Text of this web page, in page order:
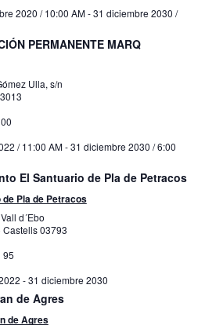
2020 / 10:00 AM-31 diciembre 2030 /
PERMANENTE MARQ
Ulla, s/n
/ 11:00 AM-31 diciembre 2030 / 6:00
El Santuario de Pla de Petracos
Pla de Petracos
d´Ebo
Castells03793
95
-31 diciembre 2030
de Agres
de Agres